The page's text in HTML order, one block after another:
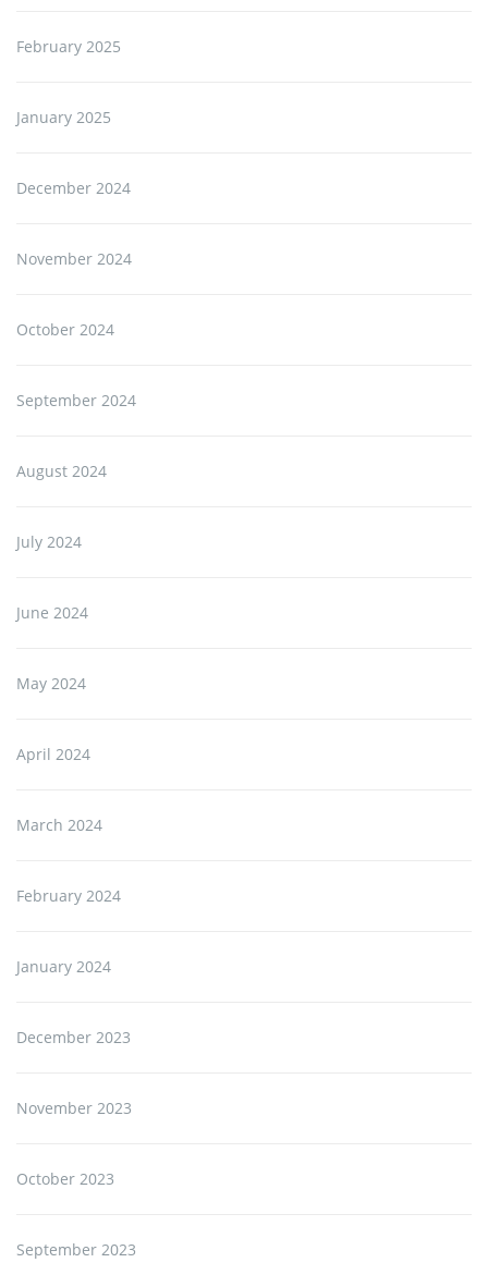
February 2025
January 2025
December 2024
November 2024
October 2024
September 2024
August 2024
July 2024
June 2024
May 2024
April 2024
March 2024
February 2024
January 2024
December 2023
November 2023
October 2023
September 2023